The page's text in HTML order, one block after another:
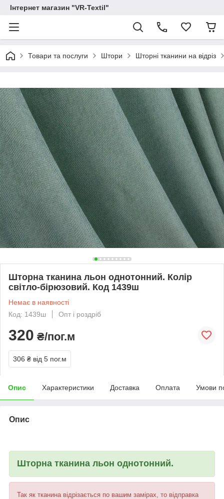
Інтернет магазин "VR-Textil"
Товари та послуги Штори Шторні тканини на відріз
Шторна тканина льон однотонний. Колір
світло-бірюзовий. Код 1439ш
Немає в наявності
Код: 1439ш
Опт і роздріб
320 ₴/пог.м
306 ₴ від 5 пог.м
Опис Характеристики Доставка Оплата Умови
Опис
Шторна тканина льон однотонний.
Так як тканина відрізається по вашим замірах, то відправка